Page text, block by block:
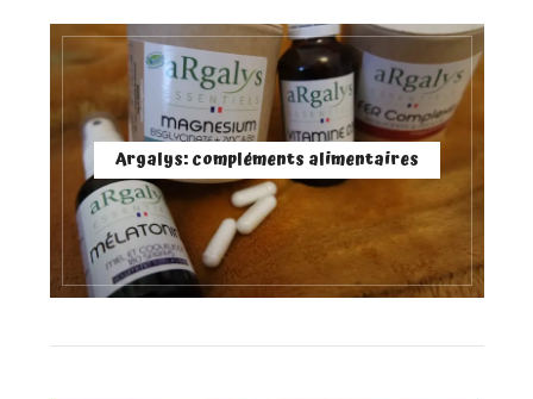
Argalys: compléments alimentaires